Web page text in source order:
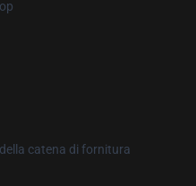
catena di fornitura